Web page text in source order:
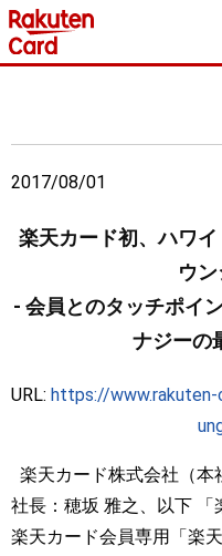
2017/08/01
楽天カード初、ハワ
ウ
- 会員とのタッチポイ
ナジーの
URL: https://
楽天カード株式会社（本
社長：穂坂 雅之、以下
楽天カード会員専用「楽